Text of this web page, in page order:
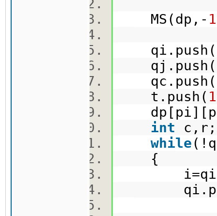
MS(dp,- 1
qc.push(
t.push( 1
int
while
{